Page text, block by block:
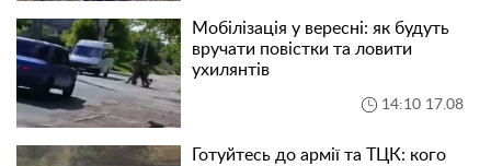
Мобілізація у вересні: як будуть
вручати повістки та ловити
ухилянтів
14:10 17.08
Готуйтесь до армії та ТЦК: кого